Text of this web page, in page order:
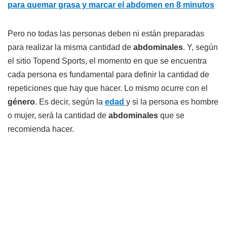
para quemar grasa y marcar el abdomen en 8 minutos
Pero no todas las personas deben ni están preparadas
para realizar la misma cantidad de abdominales. Y, según
el sitio Topend Sports, el momento en que se encuentra
cada persona es fundamental para definir la cantidad de
repeticiones que hay que hacer. Lo mismo ocurre con el
género. Es decir, según la edad y si la persona es hombre
o mujer, será la cantidad de abdominales que se
recomienda hacer.